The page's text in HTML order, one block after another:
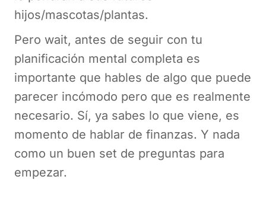
hijos/mascotas/plantas.
Pero wait, antes de seguir con tu
planificación mental completa es
importante que hables de algo que puede
parecer incómodo pero que es realmente
necesario. Sí, ya sabes lo que viene, es
momento de hablar de finanzas. Y nada
como un buen set de preguntas para
empezar.